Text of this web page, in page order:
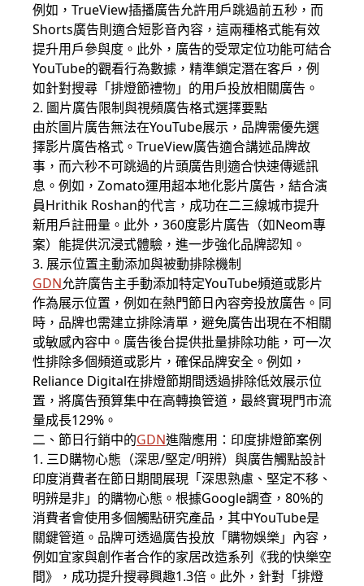
例如，TrueView插播廣告允許用戶跳過前五秒，而
Shorts廣告則適合短影音內容，這兩種格式能有效
提升用戶參與度。此外，廣告的受眾定位功能可結合
YouTube的觀看行為數據，精準鎖定潛在客戶，例
如針對搜尋「排燈節禮物」的用戶投放相關廣告。
2. 圖片廣告限制與視頻廣告格式選擇要點
由於圖片廣告無法在YouTube展示，品牌需優先選
擇影片廣告格式。TrueView廣告適合講述品牌故
事，而六秒不可跳過的片頭廣告則適合快速傳遞訊
息。例如，Zomato運用超本地化影片廣告，結合演
員Hrithik Roshan的代言，成功在二三線城市提升
新用戶註冊量。此外，360度影片廣告（如Neom專
案）能提供沉浸式體驗，進一步強化品牌認知。
3. 展示位置主動添加與被動排除機制
GDN允許廣告主手動添加特定YouTube頻道或影片
作為展示位置，例如在熱門節日內容旁投放廣告。同
時，品牌也需建立排除清單，避免廣告出現在不相關
或敏感內容中。廣告後台提供批量排除功能，可一次
性排除多個頻道或影片，確保品牌安全。例如，
Reliance Digital在排燈節期間透過排除低效展示位
置，將廣告預算集中在高轉換管道，最終實現門市流
量成長129%。
二、節日行銷中的GDN進階應用：印度排燈節案例
1. 三D購物心態（深思/堅定/明辨）與廣告觸點設計
印度消費者在節日期間展現「深思熟慮、堅定不移、
明辨是非」的購物心態。根據Google調查，80%的
消費者會使用多個觸點研究產品，其中YouTube是
關鍵管道。品牌可透過廣告投放「購物娛樂」內容，
例如宜家與創作者合作的家居改造系列《我的快樂空
間》，成功提升搜尋興趣1.3倍。此外，針對「排燈